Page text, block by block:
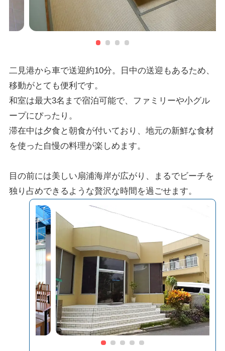
二見港から車で送迎約10分。日中の送迎もあるため、
移動がとても便利です。
和室は最大3名まで宿泊可能で、ファミリーや小グル
ープにぴったり。
滞在中は夕食と朝食が付いており、地元の新鮮な食材
を使った自慢の料理が楽しめます。
目の前には美しい扇浦海岸が広がり、まるでビーチを
独り占めできるような贅沢な時間を過ごせます。